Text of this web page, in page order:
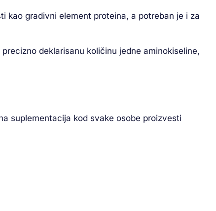
kao gradivni element proteina, a potreban je i za
deklarisanu količinu jedne aminokiseline,
suplementacija kod svake osobe proizvesti